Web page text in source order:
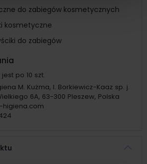
do zabiegów kosmetycznych
kosmetyczne
do zabiegów
po 10 szt.
M. Kużma, I. Borkiewicz-Kaaz sp. j.
6A, 63-300 Pleszew, Polska
higiena.com